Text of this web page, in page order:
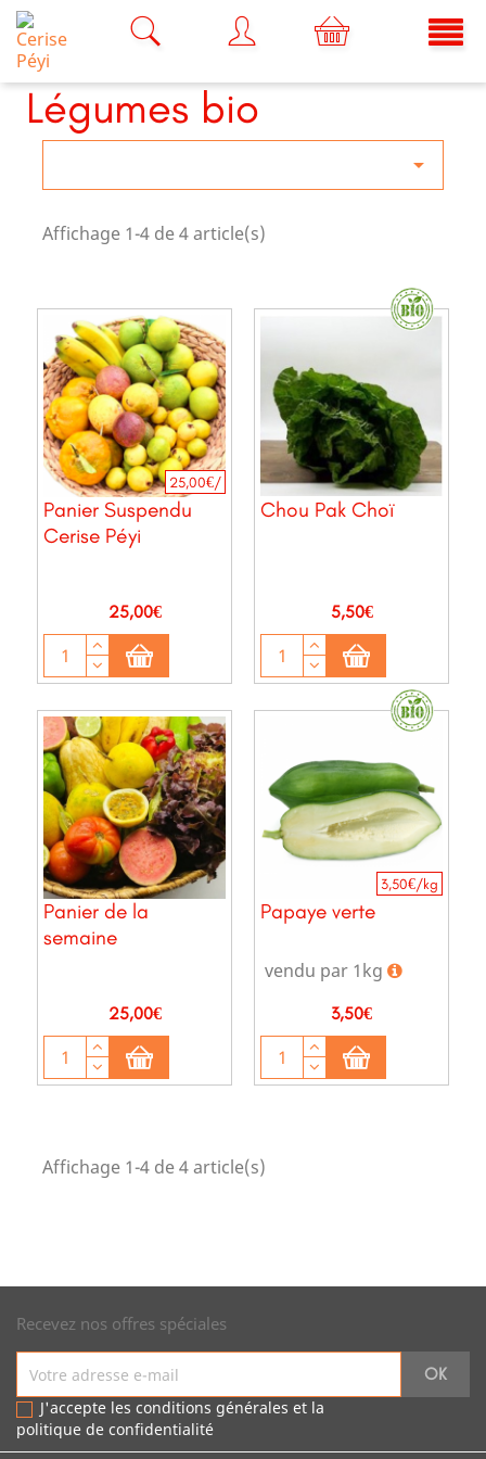
Légumes bio

Affichage 1-4 de 4 article(s)
Panier Suspendu
Cerise Péyi
25,00€/
Prix
25,00€
Chou Pak Choï
Prix
5,50€
Panier de la
semaine
Prix
25,00€
Papaye verte
3,50€/kg
vendu par 1kg
Prix
3,50€
Affichage 1-4 de 4 article(s)
Recevez nos offres spéciales
J'accepte les conditions générales et la
politique de confidentialité